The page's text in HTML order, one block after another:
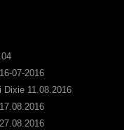
07-2016
11.08.2016